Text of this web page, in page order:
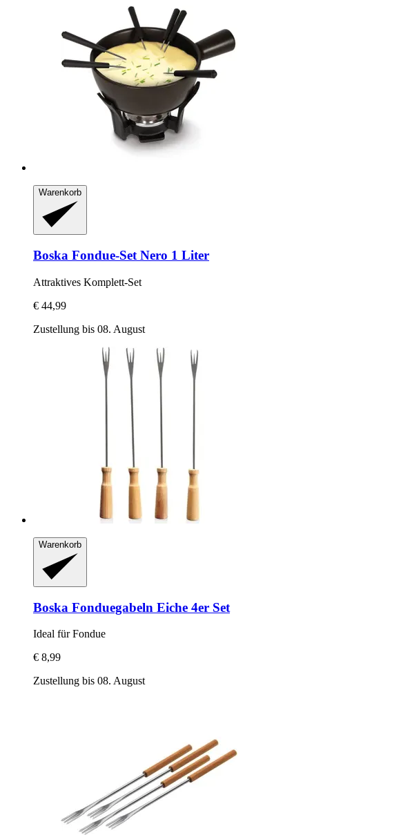
Warenkorb
Boska Fondue-​Set Nero 1 Liter
Attraktives Komplett-​Set
€ 44,99
Zustellung bis 08. August
Warenkorb
Boska Fonduegabeln Eiche 4er Set
Ideal für Fondue
€ 8,99
Zustellung bis 08. August